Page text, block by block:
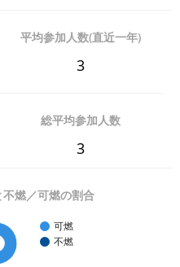
平均参加人数(直近一年)
3
総平均参加人数
3
燃／可燃の割合
可燃
不燃